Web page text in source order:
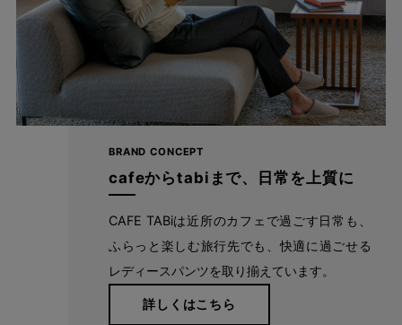
BRAND CONCEPT
cafeからtabiまで、日常を上質に
CAFE TABiは近所のカフェで過ごす日常も、
ふらっと楽しむ旅行先でも、快適に過ごせる
レディースパンツを取り揃えています。
詳しくはこちら